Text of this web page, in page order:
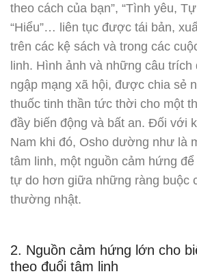
theo cách của bạn”, “Tình yêu,
“Hiểu”… liên tục được tái bản,
trên các kệ sách và trong các
linh. Hình ảnh và những câu trích
ngập mạng xã hội, được chia sẻ
thuốc tinh thần tức thời cho một
đầy biến động và bất an. Đối với
Nam khi đó, Osho dường như là
tâm linh, một nguồn cảm hứng
tự do hơn giữa những ràng buộc
thường nhật.
2. Nguồn cảm hứng lớn cho
theo đuổi tâm linh